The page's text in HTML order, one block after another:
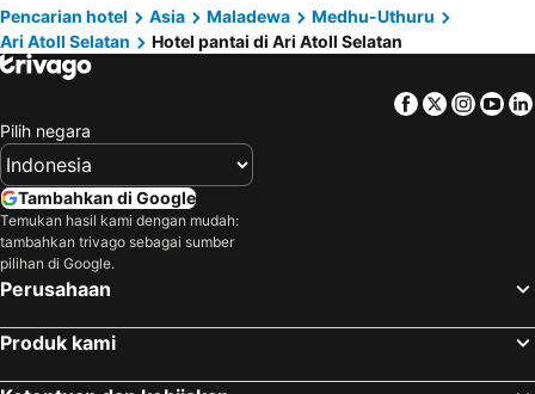
Pencarian hotel Asia Maladewa
Medhu-Uthuru
Ari Atoll Selatan
Hotel pantai di Ari Atoll Selatan
Facebook
Twitter
Pilih negara
Tambahkan di Google
Temukan hasil kami dengan mudah:
tambahkan trivago sebagai sumber
pilihan di Google.
Perusahaan
Produk kami